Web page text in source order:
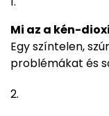
Mi az a kén-
Egy színtelen,
problémákat és